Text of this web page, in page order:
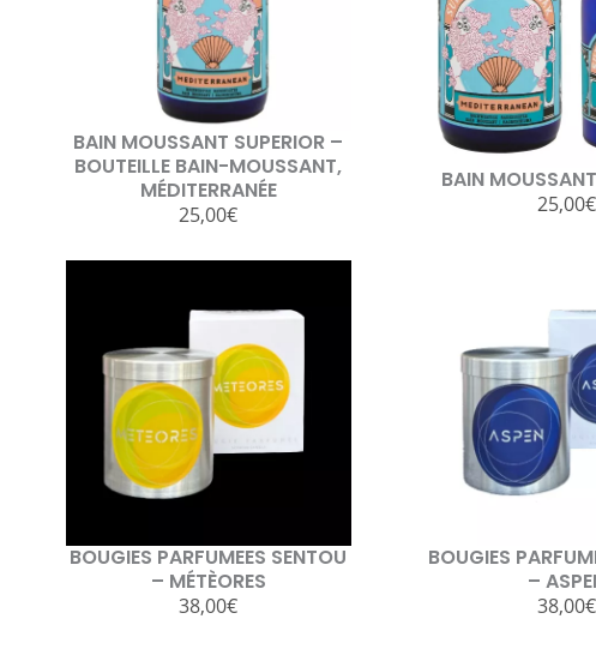
BAIN MOUSSANT SUPERIOR –
BOUTEILLE BAIN-MOUSSANT,
MÉDITERRANÉE
25,00€
BAIN
25,00€
BOUGIES PARFUMEES SENTOU
– MÉTÈORES
38,00€
BOUGIES
–
38,00€